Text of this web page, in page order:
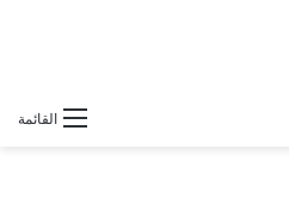
القائمة